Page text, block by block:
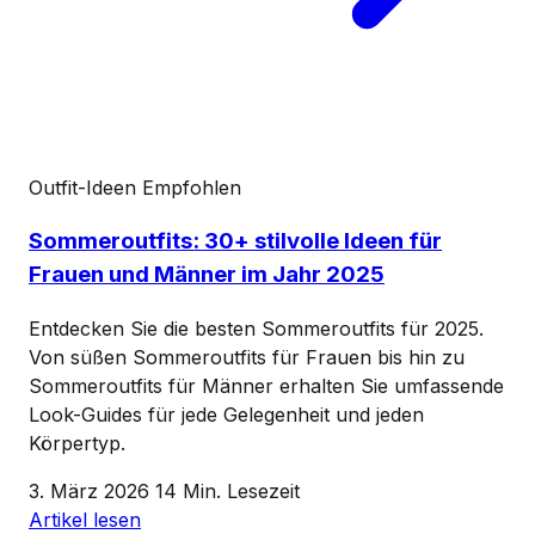
Outfit-Ideen Empfohlen
Sommeroutfits: 30+ stilvolle Ideen für
Frauen und Männer im Jahr 2025
Entdecken Sie die besten Sommeroutfits für 2025.
Von süßen Sommeroutfits für Frauen bis hin zu
Sommeroutfits für Männer erhalten Sie umfassende
Look-Guides für jede Gelegenheit und jeden
Körpertyp.
3. März 2026 14 Min. Lesezeit
Artikel lesen